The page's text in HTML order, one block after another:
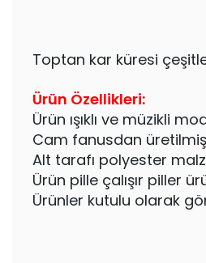
Toptan kar küresi
Ürün Özellikleri:
Ürün ışıklı ve müzikli
Cam fanusdan
Alt tarafı polyester
Ürün pille çalışır piller
Ürünler kutulu olarak